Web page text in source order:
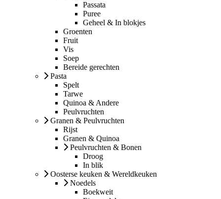
Passata
Puree
Geheel & In blokjes
Groenten
Fruit
Vis
Soep
Bereide gerechten
Pasta
Spelt
Tarwe
Quinoa & Andere
Peulvruchten
Granen & Peulvruchten
Rijst
Granen & Quinoa
Peulvruchten & Bonen
Droog
In blik
Oosterse keuken & Wereldkeuken
Noedels
Boekweit